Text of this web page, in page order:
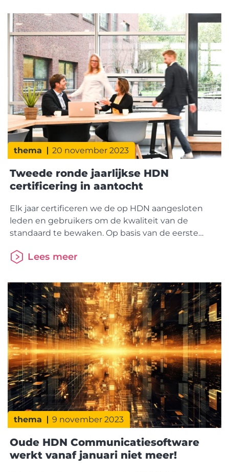
hebben, waarbij de AX niet het eerste bericht is,
maar bijvoorbeeld het
thema 20 november 2023
Tweede ronde jaarlijkse HDN
certificering in aantocht
Elk jaar certificeren we de op HDN aangesloten
leden en gebruikers om de kwaliteit van de
standaard te bewaken. Op basis van de eerste
de partijen het certificaat ontvangen. Een
tweede certificeringsronde plaats voor de partijen
die in de eerste ronde nog niet aan de
Lees meer
thema 9 november 2023
Oude HDN Communicatiesoftware
werkt vanaf januari niet meer!